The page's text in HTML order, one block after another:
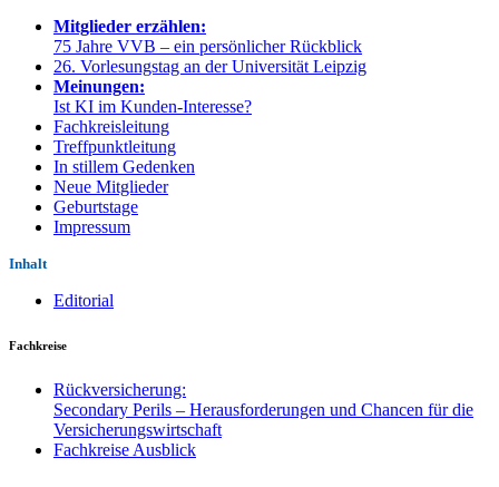
Mitglieder erzählen:
75 Jahre VVB – ein persönlicher Rückblick
26. Vorlesungstag an der Universität Leipzig
Meinungen:
Ist KI im Kunden-Interesse?
Fachkreisleitung
Treffpunktleitung
In stillem Gedenken
Neue Mitglieder
Geburtstage
Impressum
Inhalt
Editorial
Fachkreise
Rückversicherung:
Secondary Perils – Herausforderungen und Chancen für die
Versicherungswirtschaft
Fachkreise Ausblick